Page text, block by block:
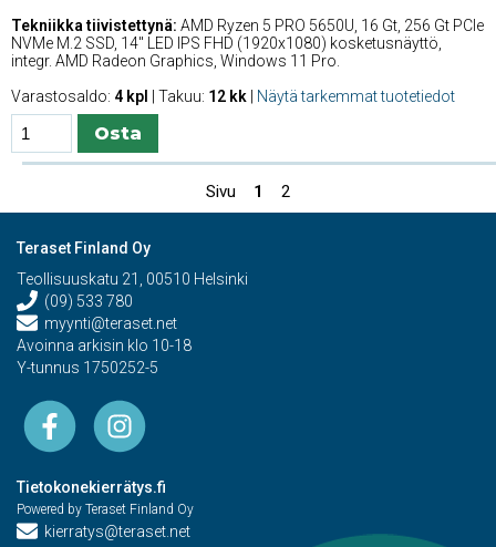
Tekniikka tiivistettynä: AMD Ryzen 5 PRO 5650U, 16 Gt, 256 Gt PCIe
NVMe M.2 SSD, 14'' LED IPS FHD (1920x1080) kosketusnäyttö,
integr. AMD Radeon Graphics, Windows 11 Pro.
Varastosaldo: 4 kpl | Takuu: 12 kk Näytä tarkemmat tuotetiedot
Sivu 1 2
Teraset Finland Oy
Teollisuuskatu 21, 00510 Helsinki
(09) 533 780
myynti@teraset.net
Avoinna arkisin klo 10-18
Y-tunnus 1750252-5
Tietokonekierrätys.fi
Powered by Teraset Finland Oy
kierratys@teraset.net